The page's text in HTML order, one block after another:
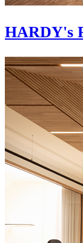
HARDY's